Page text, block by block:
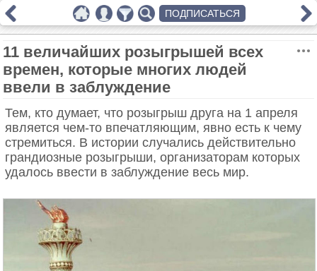
11 величайших розыгрышей всех
времен, которые многих людей
ввели в заблуждение
Тем, кто думает, что розыгрыш друга на 1 апреля
является чем-то впечатляющим, явно есть к чему
стремиться. В истории случались действительно
грандиозные розыгрыши, организаторам которых
удалось ввести в заблуждение весь мир.
ПОДПИСАТЬСЯ